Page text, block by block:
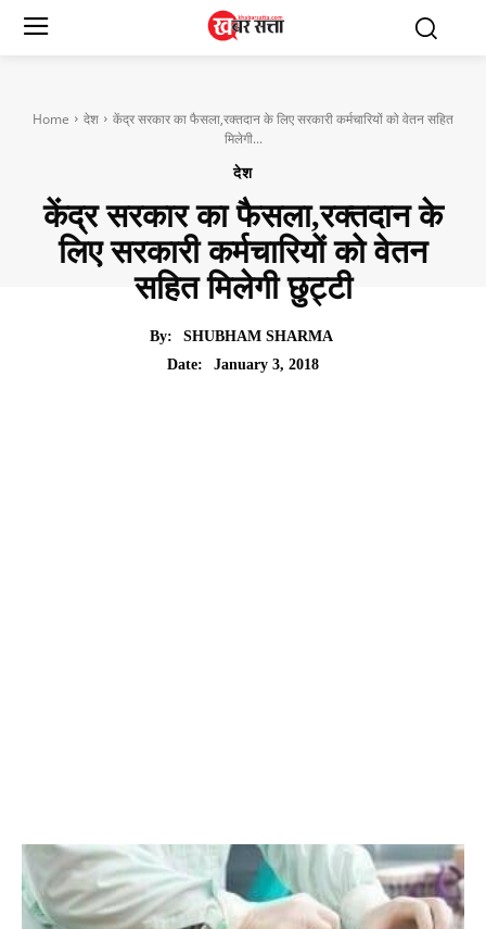
Home देश
केंद्र सरकार का फैसला,रक्तदान के लिए सरकारी कर्मचारियों को वेतन सहित
मिलेगी...
देश
केंद्र सरकार का फैसला,रक्तदान के
लिए सरकारी कर्मचारियों को वेतन
सहित मिलेगी छुट्टी
By:
SHUBHAM SHARMA
Date:
January 3, 2018